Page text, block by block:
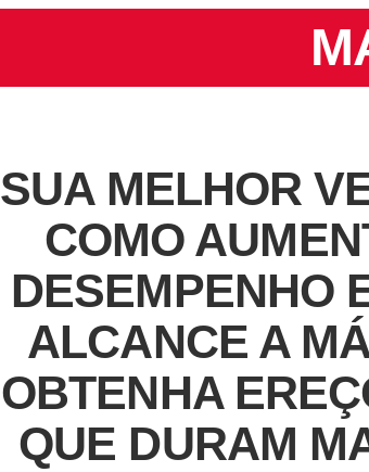
SUA MELHOR
COMO
DESEMPENHO
ALCANCE A
OBTENHA
QUE DURAM